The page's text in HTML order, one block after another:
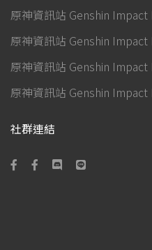
原神資訊站 Genshin
原神資訊站 Genshin
原神資訊站 Genshin
原神資訊站 Genshin
社群連結